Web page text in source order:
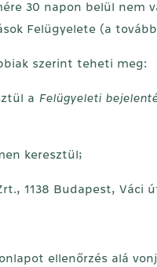
30 napon belül
Felügyelete (a
szerint teheti meg:
a Felügyeleti
keresztül;
1138 Budapest, Váci
ellenőrzés alá